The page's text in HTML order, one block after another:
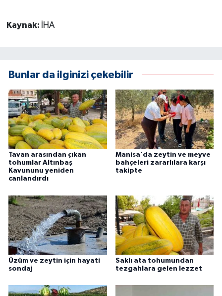
Kaynak: İHA
Bunlar da ilginizi çekebilir
Tavan arasından çıkan
tohumlar Altınbaş
Kavununu yeniden
canlandırdı
Manisa'da zeytin ve meyve
bahçeleri zararlılara karşı
takipte
Üzüm ve zeytin için hayati
sondaj
Saklı ata tohumundan
tezgahlara gelen lezzet